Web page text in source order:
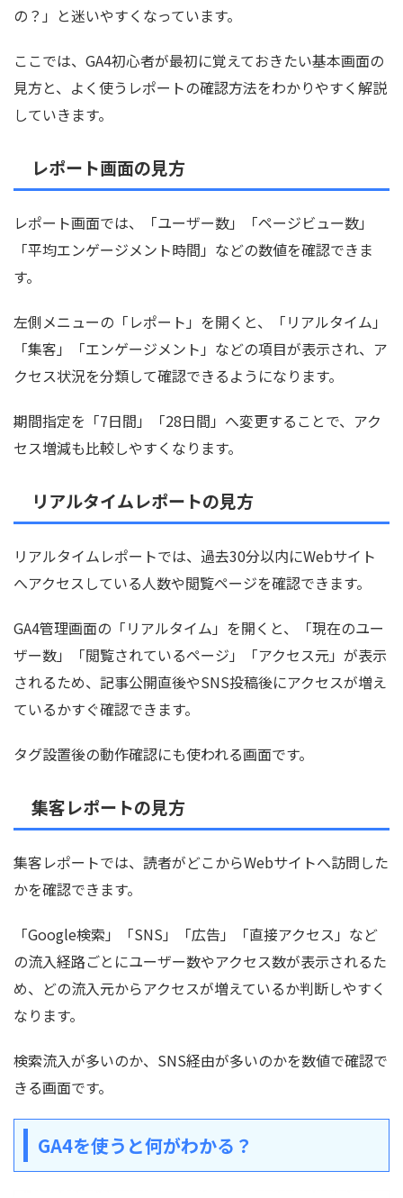
の？」と迷いやすくなっています。
ここでは、GA4初心者が最初に覚えておきたい基本画面の
見方と、よく使うレポートの確認方法をわかりやすく解説
していきます。
レポート画面の見方
レポート画面では、「ユーザー数」「ページビュー数」
「平均エンゲージメント時間」などの数値を確認できま
す。
左側メニューの「レポート」を開くと、「リアルタイム」
「集客」「エンゲージメント」などの項目が表示され、ア
クセス状況を分類して確認できるようになります。
期間指定を「7日間」「28日間」へ変更することで、アク
セス増減も比較しやすくなります。
リアルタイムレポートの見方
リアルタイムレポートでは、過去30分以内にWebサイト
へアクセスしている人数や閲覧ページを確認できます。
GA4管理画面の「リアルタイム」を開くと、「現在のユー
ザー数」「閲覧されているページ」「アクセス元」が表示
されるため、記事公開直後やSNS投稿後にアクセスが増え
ているかすぐ確認できます。
タグ設置後の動作確認にも使われる画面です。
集客レポートの見方
集客レポートでは、読者がどこからWebサイトへ訪問した
かを確認できます。
「Google検索」「SNS」「広告」「直接アクセス」など
の流入経路ごとにユーザー数やアクセス数が表示されるた
め、どの流入元からアクセスが増えているか判断しやすく
なります。
検索流入が多いのか、SNS経由が多いのかを数値で確認で
きる画面です。
GA4を使うと何がわかる？